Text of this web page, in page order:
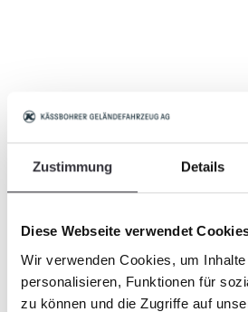
Zustimmung Details
Diese Webseite verwendet
Wir verwenden Cookies, um
personalisieren, Funktionen für
zu können und die Zugriffe auf